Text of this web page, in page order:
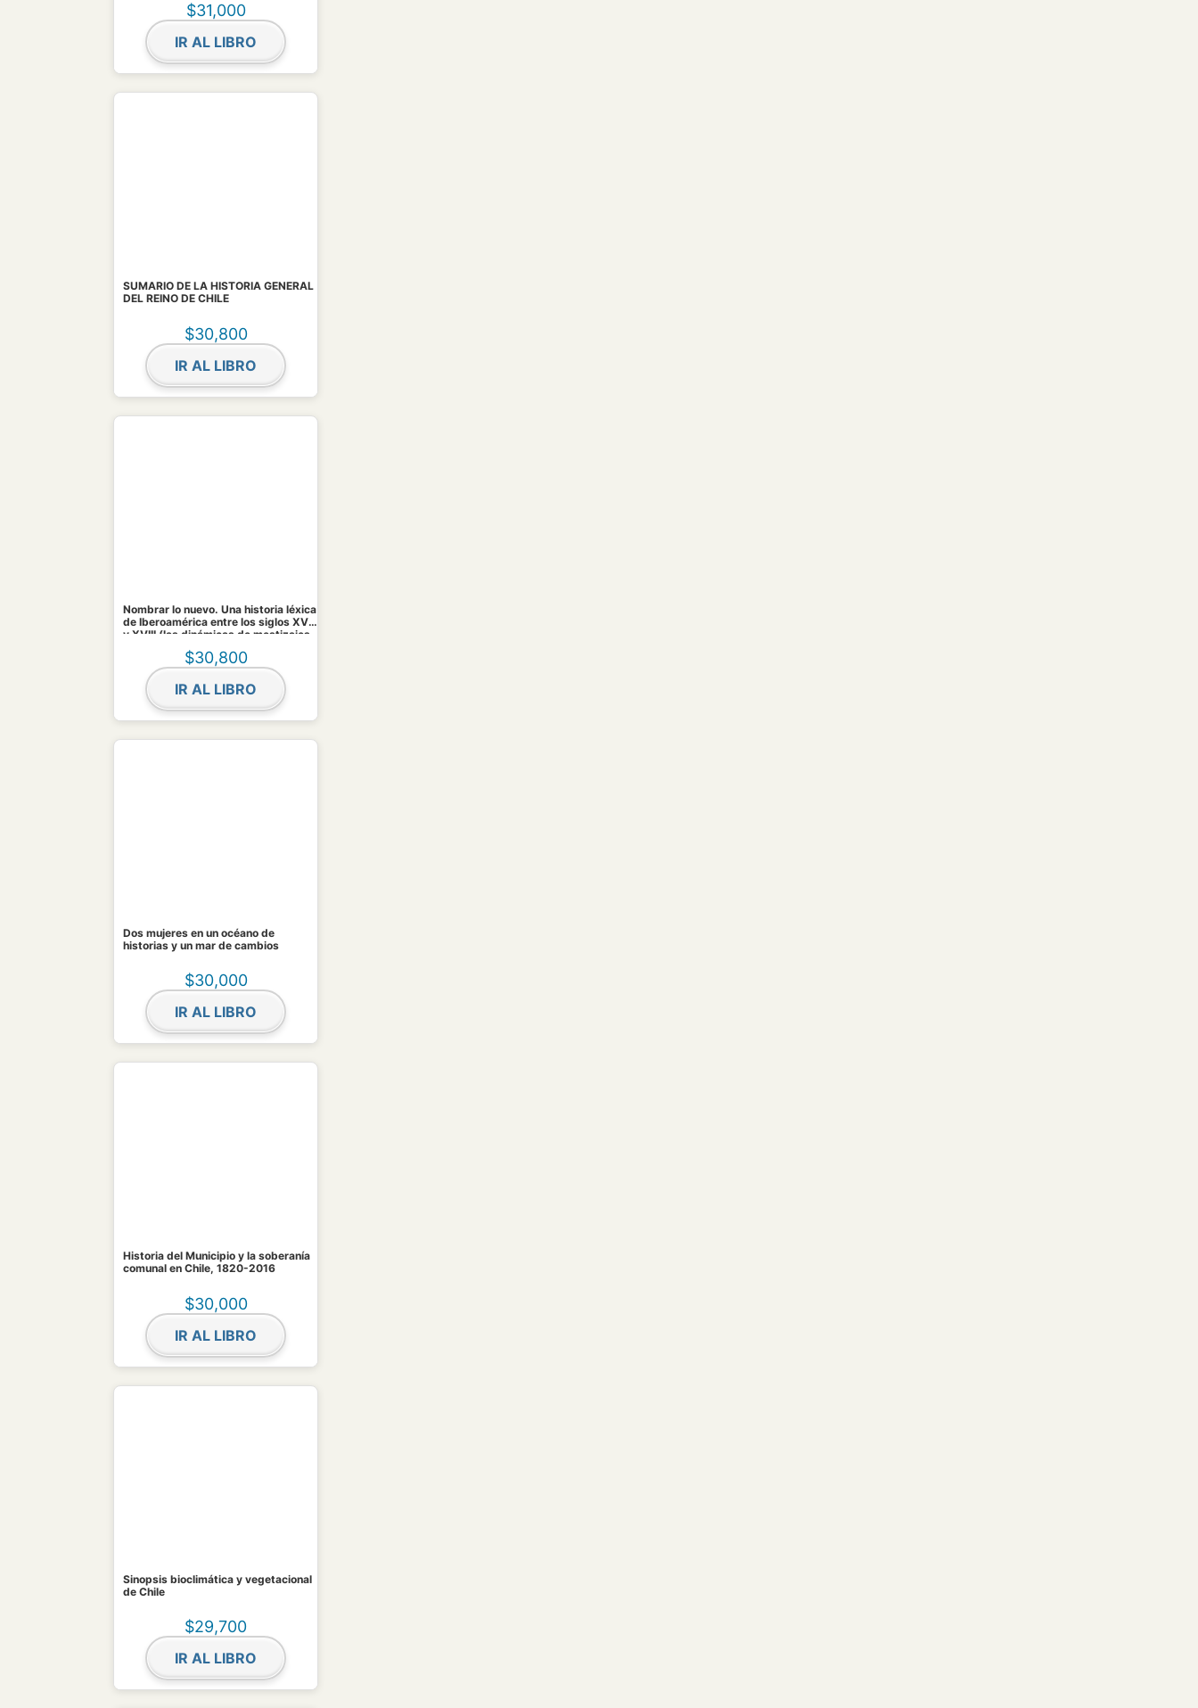
$31,000
IR AL LIBRO
SUMARIO DE LA HISTORIA GENERAL
DEL REINO DE CHILE
$30,800
IR AL LIBRO
Nombrar lo nuevo. Una historia léxica
de Iberoamérica entre los siglos XVI
y XVIII (las dinámicas de mestizajes
$30,800
IR AL LIBRO
Dos mujeres en un océano de
historias y un mar de cambios
$30,000
IR AL LIBRO
Historia del Municipio y la soberanía
comunal en Chile, 1820-2016
$30,000
IR AL LIBRO
Sinopsis bioclimática y vegetacional
de Chile
$29,700
IR AL LIBRO